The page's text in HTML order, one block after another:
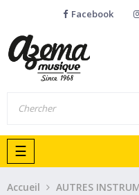
Facebook
Basculer
la
navigation
☰
Accueil AUTRES